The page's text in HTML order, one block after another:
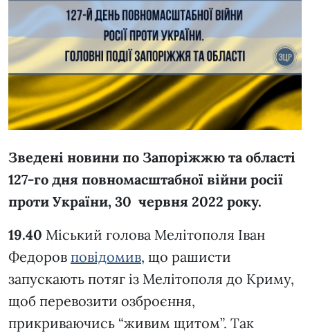
Зведені новини по Запоріжжю та області
127-го дня повномасштабної війни росії
проти України, 30 червня 2022 року.
19.40 Міський голова Мелітополя Іван
Федоров повідомив, що рашисти
запускають потяг із Мелітополя до Криму,
щоб перевозити озброєння,
прикриваючись “живим щитом”. Так